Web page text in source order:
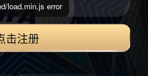
击注册
load.min.js error